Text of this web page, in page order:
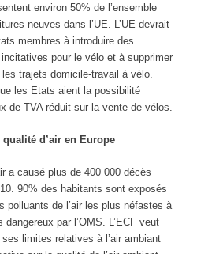
environ 50% de l’ensemble
neuves dans l’UE. L’UE devrait
membres à introduire des
pour le vélo et à supprimer
les trajets domicile-travail à vélo.
les Etats aient la possibilité
de TVA réduit sur la vente de vélos.
d’air en Europe
a causé plus de 400 000 décès
90% des habitants sont exposés
polluants de l’air les plus néfastes à
par l’OMS. L’ECF veut
ses limites relatives à l’air ambiant